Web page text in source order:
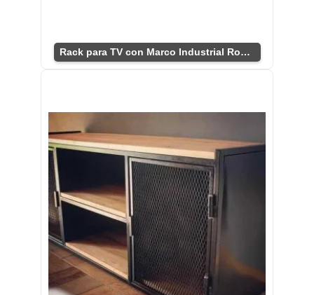
Rack para TV con Marco Industrial Robusto